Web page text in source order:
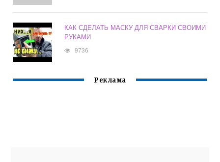
КАК СДЕЛАТЬ МАСКУ ДЛЯ СВАРКИ СВОИМИ
РУКАМИ
9736
Реклама